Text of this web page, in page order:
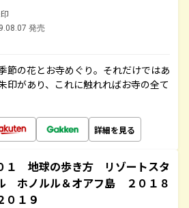
発売
節の花とお寺めぐり。それだけではあ
印があり、これに触れればお寺の全て
詳細を見る
１ 地球の歩き方 リゾートスタ
ホノルル＆オアフ島 ２０１８
０１９